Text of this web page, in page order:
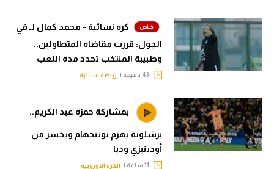
كرة نسائية - محمد كمال لـ في
الجول: قررت مقاضاة المتطاولين..
وطبيبة المنتخب تحدد مدة اللعب
رياضة نسائية
بمشاركة حمزة عبد الكريم..
برشلونة يهزم نوتنجهام ويخسر من
أودينيزي وديا
الكرة الأوروبية